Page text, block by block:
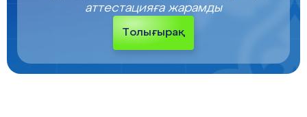
аттестацияға жарамды
Толығырақ